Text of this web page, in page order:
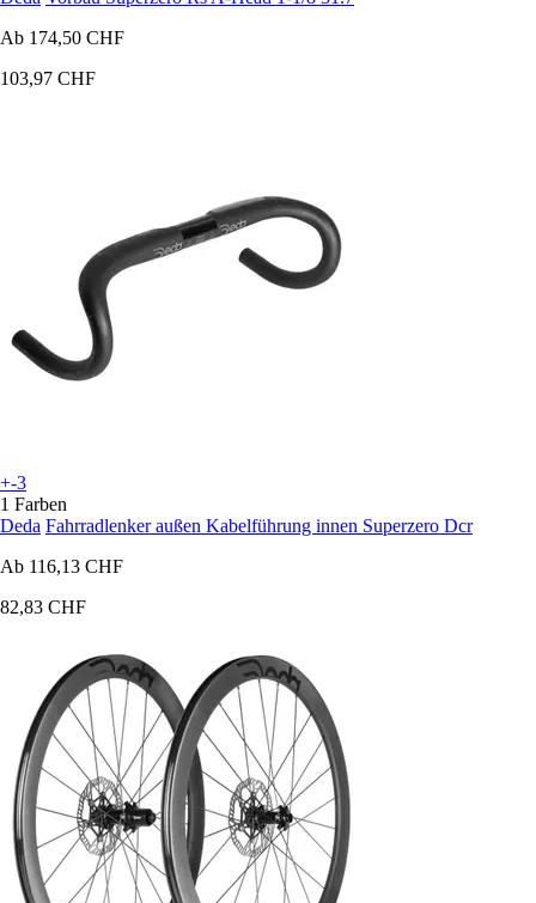
Ab 174,50 CHF
103,97 CHF
+-3
1 Farben
Deda Fahrradlenker außen Kabelführung innen Superzero Dcr
Ab 116,13 CHF
82,83 CHF